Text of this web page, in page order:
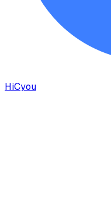
HiCyou